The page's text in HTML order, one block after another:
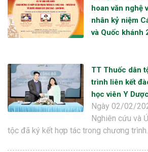
hoan văn nghệ
nhân kỷ niệm
và Quốc khánh
TT Thuốc dân
trình liên kết
học viên Y
Ngày 02/02/
Nghiên cứu và
tộc đã ký kết hợp tác trong chương